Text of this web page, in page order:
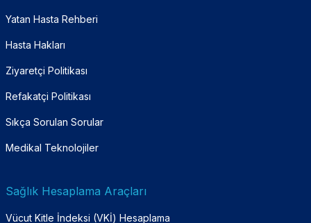
Yatan Hasta Rehberi
Hasta Hakları
Ziyaretçi Politikası
Refakatçi Politikası
Sıkça Sorulan Sorular
Medikal Teknolojiler
Sağlık Hesaplama Araçları
Vücut Kitle İndeksi (VKİ) Hesaplama